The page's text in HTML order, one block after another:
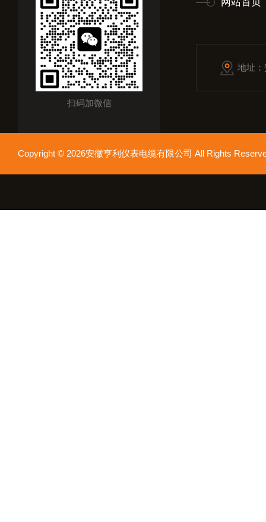
扫码加微信
地址
Copyright © 2026安徽亨利仪表电缆有限公司 All Rights